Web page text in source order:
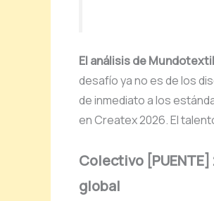
El análisis de
desafío ya no es de los
de inmediato a los
en Createx 2026. El
Colectivo
global